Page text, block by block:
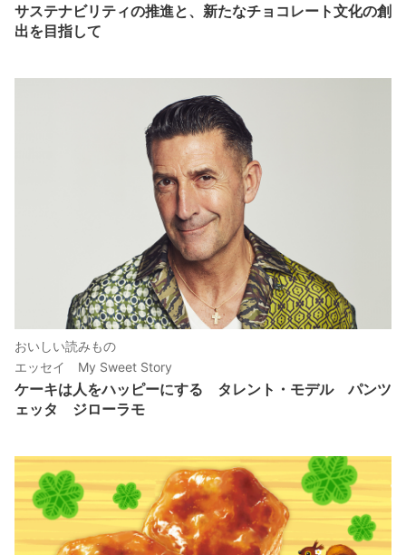
サステナビリティの推進と、新たなチョコレート文化の創
出を目指して
おいしい読みもの
エッセイ My Sweet Story
ケーキは人をハッピーにする タレント・モデル パンツ
ェッタ ジローラモ